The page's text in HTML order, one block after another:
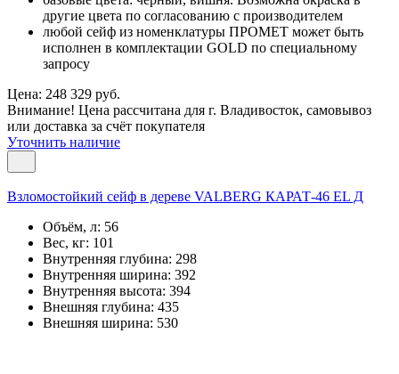
другие цвета по согласованию с производителем
любой сейф из номенклатуры ПРОМЕТ может быть
исполнен в комплектации GOLD по специальному
запросу
Цена: 248 329 руб.
Внимание! Цена рассчитана для г. Владивосток, самовывоз
или доставка за счёт покупателя
Уточнить наличие
Взломостойкий сейф в дереве VALBERG КАРАТ-46 EL Д
Объём, л: 56
Вес, кг: 101
Внутренняя глубина: 298
Внутренняя ширина: 392
Внутренняя высота: 394
Внешняя глубина: 435
Внешняя ширина: 530